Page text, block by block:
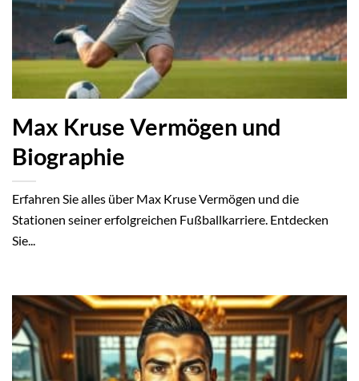
Max Kruse Vermögen und
Biographie
Erfahren Sie alles über Max Kruse Vermögen und die
Stationen seiner erfolgreichen Fußballkarriere. Entdecken
Sie...